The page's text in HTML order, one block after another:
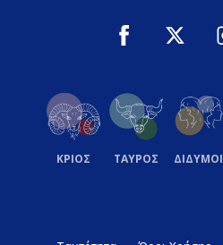
ΚΡΙΟΣ ΤΑΥΡΟΣ ΔΙΔΥΜΟΙ